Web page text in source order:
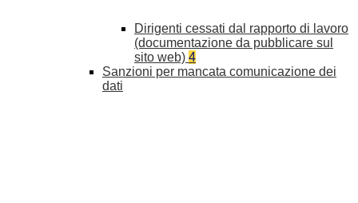
Dirigenti cessati dal rapporto di lavoro
(documentazione da pubblicare sul
sito web) 4
Sanzioni per mancata comunicazione dei
dati